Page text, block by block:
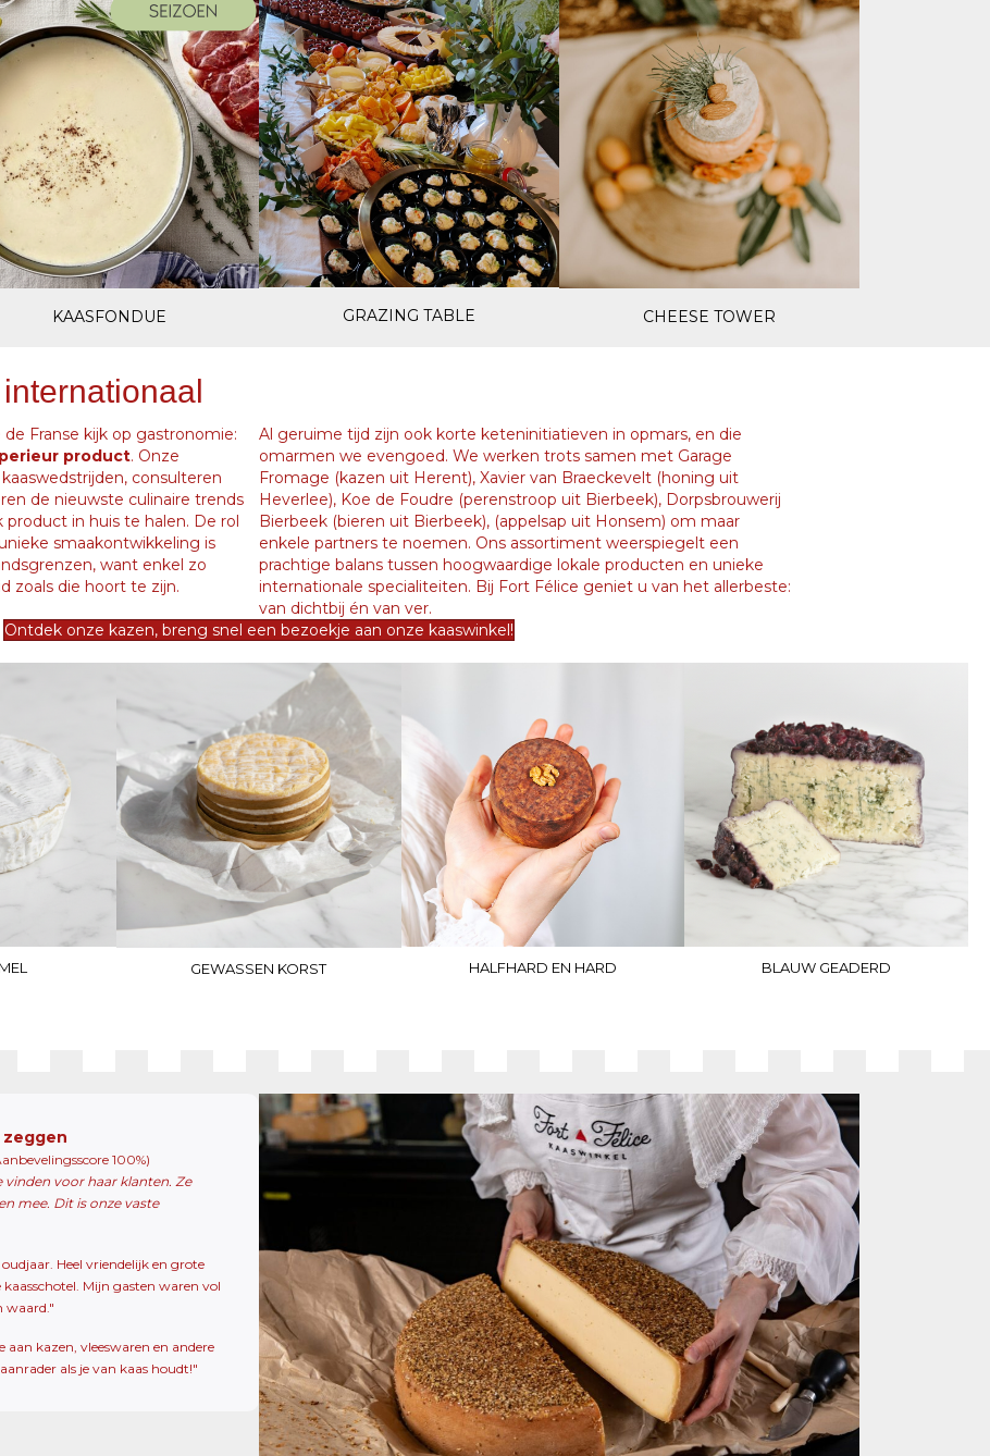
KAASFONDUE GRAZING TABLE CHEESE TOWER
Franse kijk op gastronomie:
product. Onze
consulteren
de nieuwste culinaire trends
in huis te halen. De rol
smaakontwikkeling is
want enkel zo
zoals die hoort te zijn.
Al geruime tijd zijn ook korte keteninitiatieven in opmars, en die
omarmen we evengoed. We werken trots samen met Garage
Fromage (kazen uit Herent), Xavier van Braeckevelt (honing uit
Heverlee), Koe de Foudre (perenstroop uit Bierbeek), Dorpsbrouwerij
Bierbeek (bieren uit Bierbeek), (appelsap uit Honsem) om maar
enkele partners te noemen. Ons assortiment weerspiegelt een
prachtige balans tussen hoogwaardige lokale producten en unieke
internationale specialiteiten. Bij Fort Félice geniet u van het allerbeste:
van dichtbij én van ver.
Ontdek onze kazen, breng snel een bezoekje aan onze kaaswinkel!
GEWASSEN KORST HALFHARD EN HARD BLAUW GEADERD
100%)
vinden voor haar klanten. Ze
mee. Dit is onze vaste
Heel vriendelijk en grote
Mijn gasten waren vol
waard."
aan kazen, vleeswaren en andere
als je van kaas houdt!"